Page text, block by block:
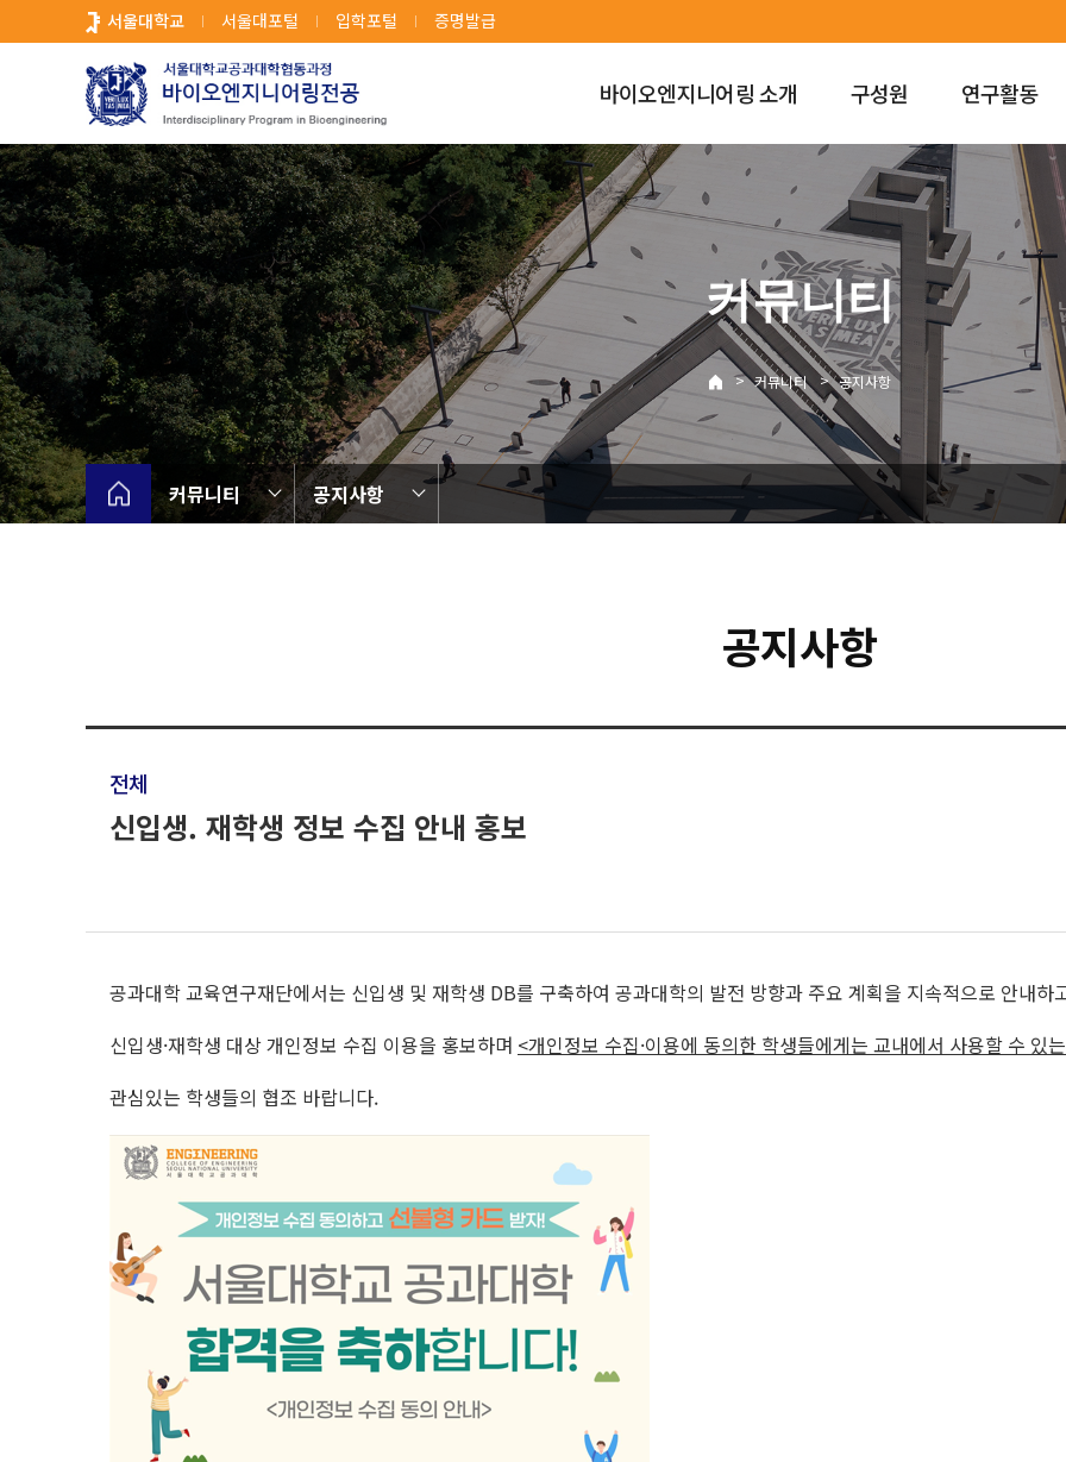
로
뉴
서울대학교 서울대포털 입학포털 증명발급
바이오엔지니어링 소개 구성원 연구활동
커뮤니티
> 커뮤니티 > 공지사항
커뮤니티 공지사항
공지사항
전체
신입생. 재학생 정보 수집 안내 홍보
공과대학 교육연구재단에서는 신입생 및 재학생 DB를 구축하여 공과대학의 발전 방향과 주요 계획을 지속적으로 안내
신입생·재학생 대상 개인정보 수집 이용을 홍보하며 <개인정보 수집·이용에 동의한 학생들에게는 교내에서 사용할 수 있
관심있는 학생들의 협조 바랍니다.